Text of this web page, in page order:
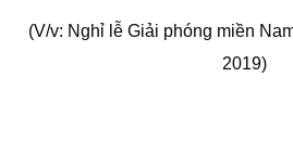
(V/v: Nghỉ lễ Giải phóng miền
2019)